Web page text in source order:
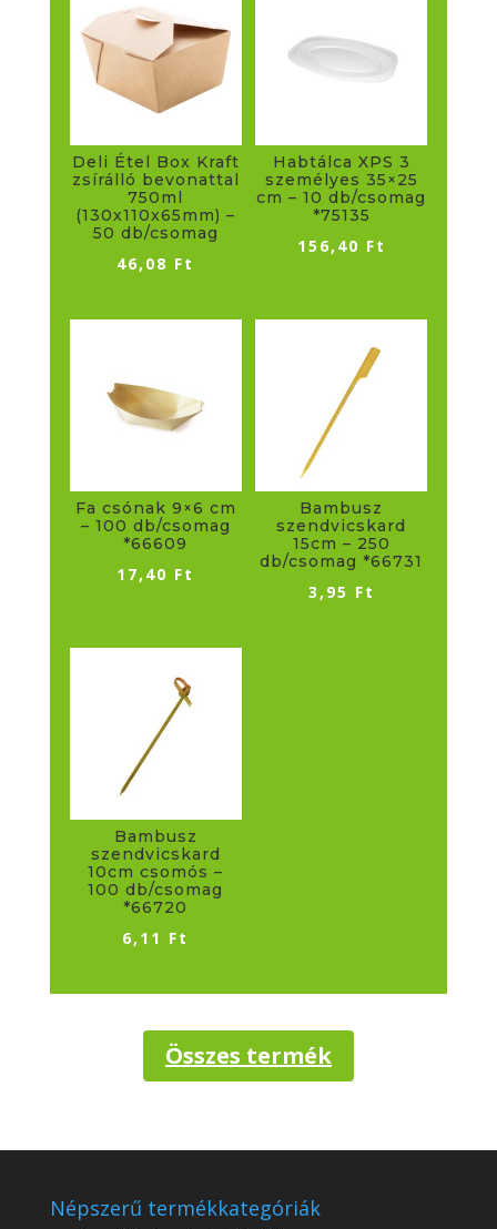
mennyiség
Deli Étel Box Kraft
zsírálló bevonattal
750ml
(130x110x65mm) –
50 db/csomag
46,08 Ft
Habtálca XPS 3
személyes 35×25
cm – 10 db/csomag
*75135
156,40 Ft
Fa csónak 9×6 cm
– 100 db/csomag
*66609
17,40 Ft
Bambusz
szendvicskard
15cm – 250
db/csomag *66731
3,95 Ft
Bambusz
szendvicskard
10cm csomós –
100 db/csomag
*66720
6,11 Ft
Összes termék
Népszerű termékkategóriák